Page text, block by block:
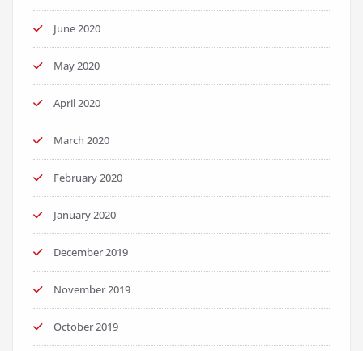
June 2020
May 2020
April 2020
March 2020
February 2020
January 2020
December 2019
November 2019
October 2019